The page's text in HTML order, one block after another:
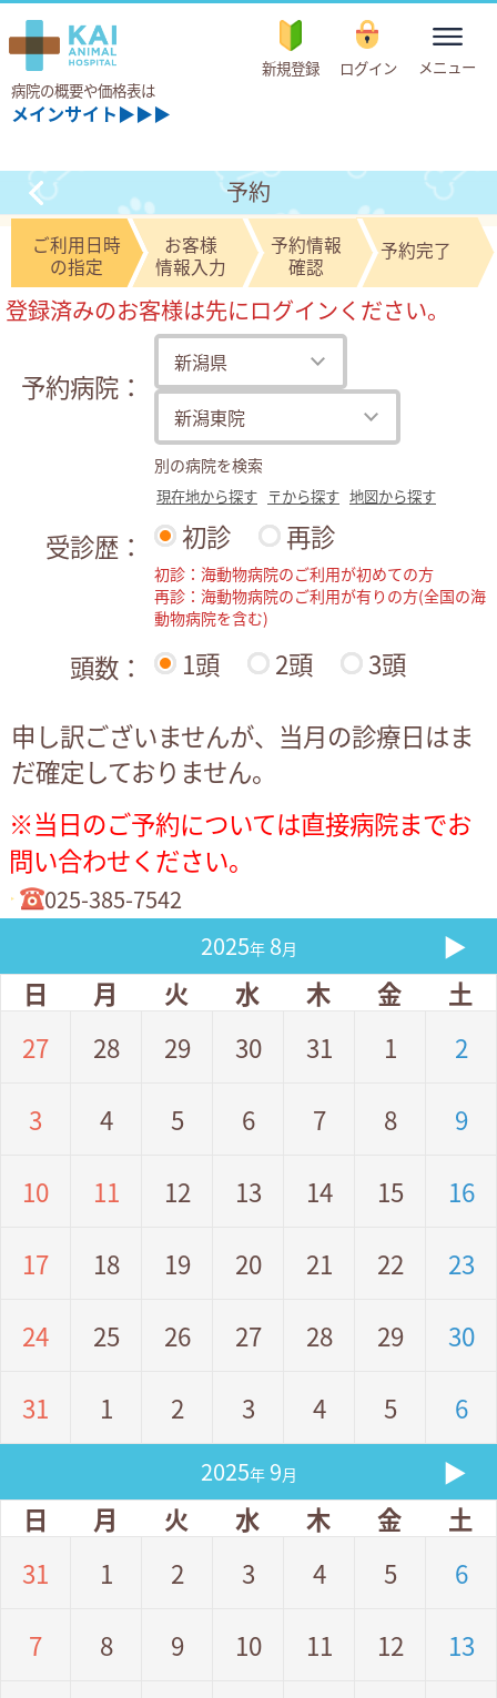
新規登録 ログイン
toggle
メニュー
病院の概要や価格表は
メインサイト▶▶▶
予約
ご利用日時
の指定
お客様
情報入力
予約情報
確認
予約完了
登録済みのお客様は先にログインください。
予約病院：
別の病院を検索
現在地から探す 〒から探す 地図から探す
受診歴： 初診 再診
初診：海動物病院のご利用が初めての方
再診：海動物病院のご利用が有りの方(全国の海
動物病院を含む)
頭数： 1頭 2頭 3頭
申し訳ございませんが、当月の診療日はま
だ確定しておりません。
※当日のご予約については直接病院までお
問い合わせください。
025-385-7542
2025年 8月
▶
日
月 火 水 木 金
土
27
28 29 30 31 1 2
3 4 5 6 7 8 9
10 11 12 13 14 15 16
17 18 19 20 21 22 23
24 25 26 27 28 29 30
31 1 2 3 4 5 6
2025年 9月
▶
日
月 火 水 木 金
土
31
1 2 3 4 5 6
7 8 9 10 11 12 13